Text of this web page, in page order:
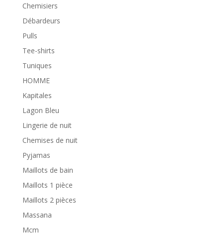
Chemisiers
Débardeurs
Pulls
Tee-shirts
Tuniques
HOMME
Kapitales
Lagon Bleu
Lingerie de nuit
Chemises de nuit
Pyjamas
Maillots de bain
Maillots 1 pièce
Maillots 2 pièces
Massana
Mcm